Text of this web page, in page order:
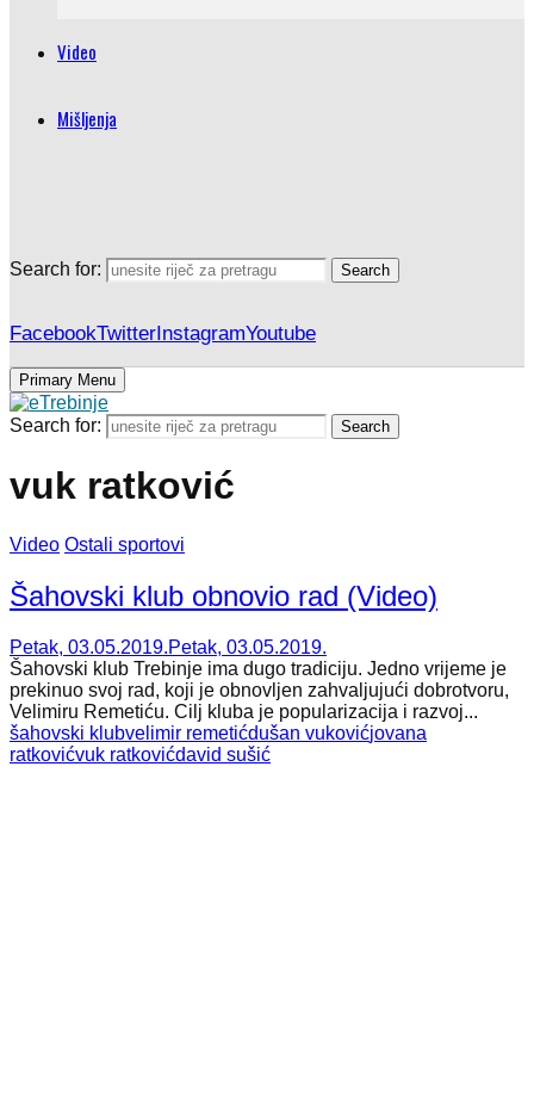
Video
Mišljenja
Search for: Search
FacebookTwitterInstagramYoutube
Primary Menu
Search for: Search
vuk ratković
Video Ostali sportovi
Šahovski klub obnovio rad (Video)
Petak, 03.05.2019.Petak, 03.05.2019.
Šahovski klub Trebinje ima dugo tradiciju. Jedno vrijeme je
prekinuo svoj rad, koji je obnovljen zahvaljujući dobrotvoru,
Velimiru Remetiću. Cilj kluba je popularizacija i razvoj...
šahovski klubvelimir remetićdušan vukovićjovana
ratkovićvuk ratkovićdavid sušić